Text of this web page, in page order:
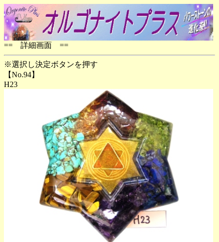
== 詳細画面 ==
※選択し決定ボタンを押す
【No.94】
H23